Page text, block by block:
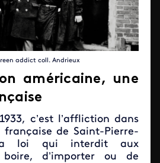
addict coll. Andrieux
américaine, une
c’est l’affliction dans
de Saint-Pierre-
loi qui interdit aux
d’importer ou de